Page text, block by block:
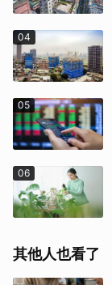
04
05
06
其他人也看了